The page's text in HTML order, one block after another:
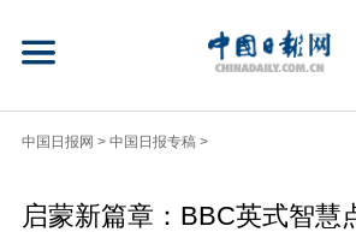
中国日报网 > 中国日报专稿 >
启蒙新篇章：BBC英式智慧